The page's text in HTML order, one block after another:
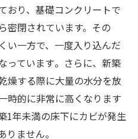
おり、基礎コンクリートで
密閉されています。その
い一方で、一度入り込んだ
っています​。さらに、新築
燥する際に大量の水分を放
時的に非常に高くなります​
1年未満の床下にカビが発生
りません​。